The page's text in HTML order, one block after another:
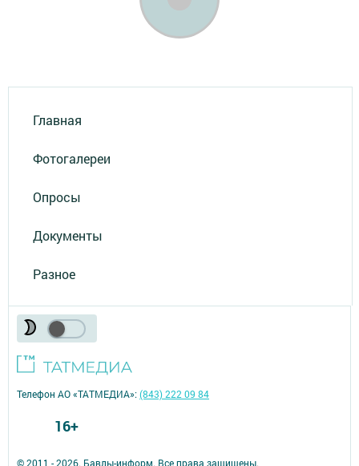
Главная
Фотогалереи
Опросы
Документы
Разное
© 2011 - 2026. Бавлы-информ. Все права защищены.
Телефон АО «ТАТМЕДИА»:(843) 222 09 84
16+